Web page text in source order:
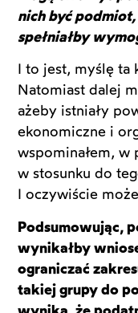
nich być
spełniałby
I to jest, myślę ta
Natomiast dalej
ażeby istniały
ekonomiczne i
wspominałem, w
w stosunku do
I oczywiście
Podsumowując,
wynikałby
ograniczać
takiej grupy do